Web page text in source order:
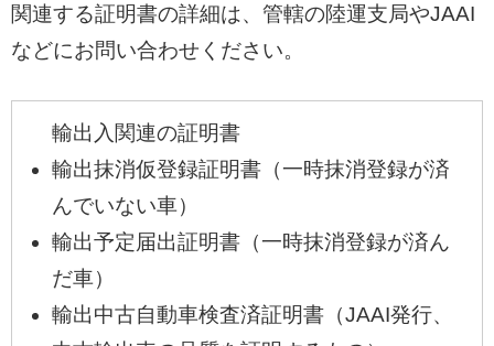
関連する証明書の詳細は、管轄の陸運支局やJAAI
などにお問い合わせください。
輸出入関連の証明書
輸出抹消仮登録証明書（一時抹消登録が済
んでいない車）
輸出予定届出証明書（一時抹消登録が済ん
だ車）
輸出中古自動車検査済証明書（JAAI発行、